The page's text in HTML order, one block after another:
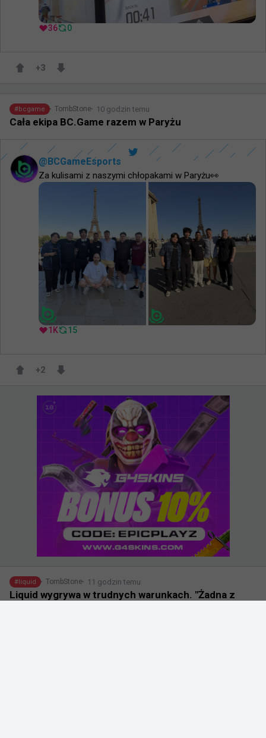
36 0
+3
#bcgame TombStone 10 godzin temu
Cała ekipa BC.Game razem w Paryżu
@BCGameEsports
Za kulisami z naszymi chłopakami w Paryżu👀
1K 15
+2
#liquid TombStone 11 godzin temu
Liquid wygrywa w trudnych warunkach. "Żadna z